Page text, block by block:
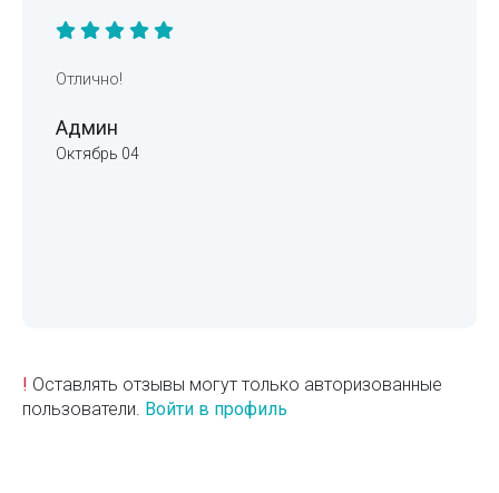
Отлично!
Админ
Октябрь 04
! Оставлять отзывы могут только авторизованные
пользователи. Войти в профиль